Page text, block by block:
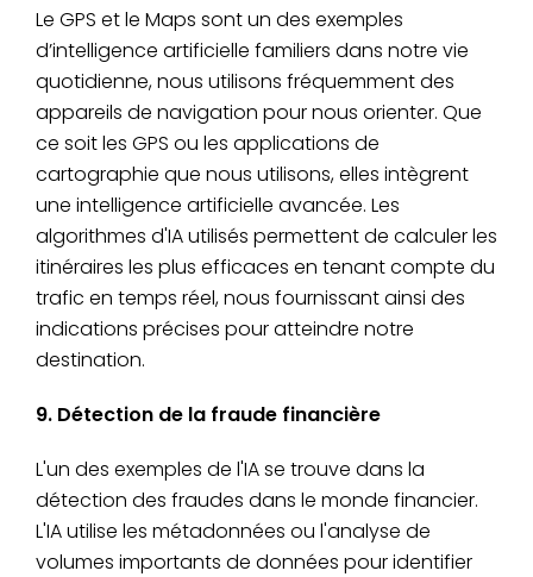
Le GPS et le Maps sont un des exemples
d’intelligence artificielle familiers dans notre vie
quotidienne, nous utilisons fréquemment des
appareils de navigation pour nous orienter. Que
ce soit les GPS ou les applications de
cartographie que nous utilisons, elles intègrent
une intelligence artificielle avancée. Les
algorithmes d'IA utilisés permettent de calculer les
itinéraires les plus efficaces en tenant compte du
trafic en temps réel, nous fournissant ainsi des
indications précises pour atteindre notre
destination.
9. Détection de la fraude financière
L'un des exemples de l'IA se trouve dans la
détection des fraudes dans le monde financier.
L'IA utilise les métadonnées ou l'analyse de
volumes importants de données pour identifier